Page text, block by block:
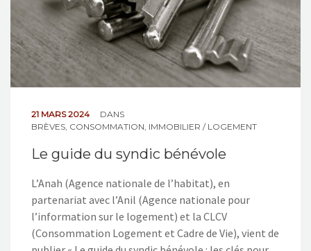
21 MARS 2024
DANS
BRÈVES, CONSOMMATION, IMMOBILIER / LOGEMENT
Le guide du syndic bénévole
L’Anah (Agence nationale de l’habitat), en
partenariat avec l’Anil (Agence nationale pour
l’information sur le logement) et la CLCV
(Consommation Logement et Cadre de Vie), vient de